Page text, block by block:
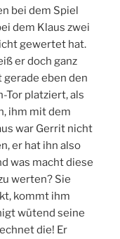
bei dem Spiel
dem Klaus zwei
gewertet hat.
er doch ganz
gerade eben den
Tor platziert, als
ihm mit dem
war Gerrit nicht
er hat ihn also
was macht diese
werten? Sie
kommt ihm
wütend seine
die! Er